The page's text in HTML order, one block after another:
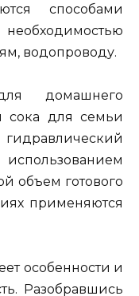
способами
водопроводу.
домашнего
сока для семьи
объем готового
применяются
особенности и
Разобравшись